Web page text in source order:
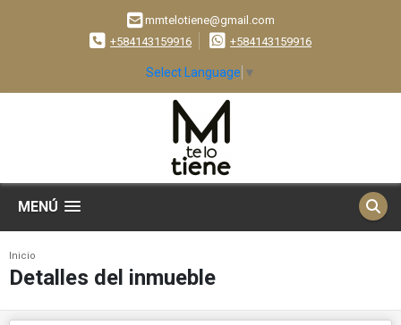
mmtelotiene@gmail.com
+584143159916
+584143159916
Select Language ▼
MENÚ
Inicio
Detalles del inmueble